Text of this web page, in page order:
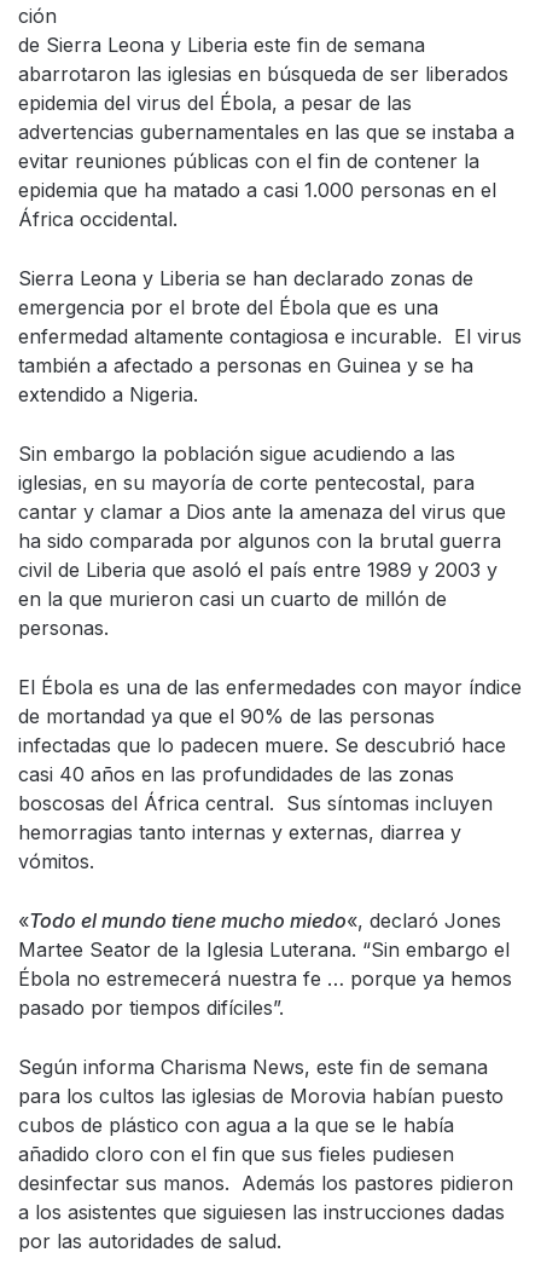
ción
de Sierra Leona y Liberia este fin de semana
abarrotaron las iglesias en búsqueda de ser liberados
epidemia del virus del Ébola, a pesar de las
advertencias gubernamentales en las que se instaba a
evitar reuniones públicas con el fin de contener la
epidemia que ha matado a casi 1.000 personas en el
África occidental.
Sierra Leona y Liberia se han declarado zonas de
emergencia por el brote del Ébola que es una
enfermedad altamente contagiosa e incurable. El virus
también a afectado a personas en Guinea y se ha
extendido a Nigeria.
Sin embargo la población sigue acudiendo a las
iglesias, en su mayoría de corte pentecostal, para
cantar y clamar a Dios ante la amenaza del virus que
ha sido comparada por algunos con la brutal guerra
civil de Liberia que asoló el país entre 1989 y 2003 y
en la que murieron casi un cuarto de millón de
personas.
El Ébola es una de las enfermedades con mayor índice
de mortandad ya que el 90% de las personas
infectadas que lo padecen muere. Se descubrió hace
casi 40 años en las profundidades de las zonas
boscosas del África central. Sus síntomas incluyen
hemorragias tanto internas y externas, diarrea y
vómitos.
«Todo el mundo tiene mucho miedo«, declaró Jones
Martee Seator de la Iglesia Luterana. “Sin embargo el
Ébola no estremecerá nuestra fe … porque ya hemos
pasado por tiempos difíciles”.
Según informa Charisma News, este fin de semana
para los cultos las iglesias de Morovia habían puesto
cubos de plástico con agua a la que se le había
añadido cloro con el fin que sus fieles pudiesen
desinfectar sus manos. Además los pastores pidieron
a los asistentes que siguiesen las instrucciones dadas
por las autoridades de salud.